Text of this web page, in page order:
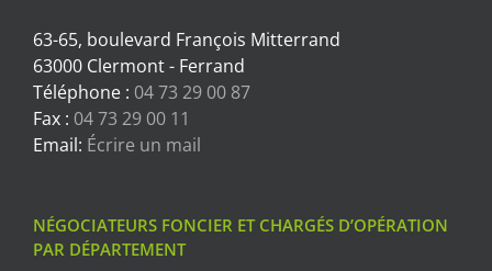
63-65, boulevard François Mitterrand
63000 Clermont - Ferrand
Téléphone : 04 73 29 00 87
Fax : 04 73 29 00 11
Email: Écrire un mail
NÉGOCIATEURS FONCIER ET CHARGÉS D’OPÉRATION
PAR DÉPARTEMENT